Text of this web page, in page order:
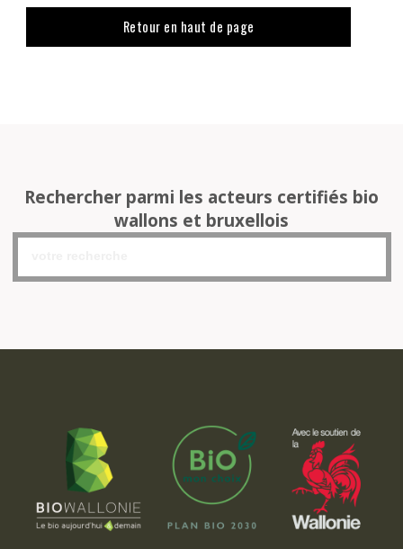
Retour en haut de page
Rechercher parmi les acteurs certifiés bio
wallons et bruxellois